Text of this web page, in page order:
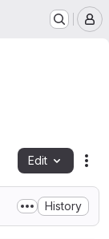
Edit
History